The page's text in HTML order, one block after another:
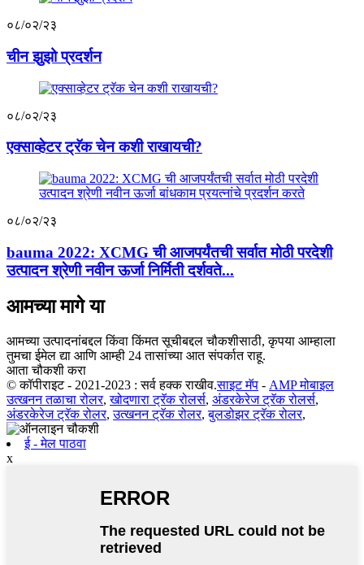
०८/०२/२३
चीन झुझो प्रदर्शन
०८/०२/२३
एक्साव्हेटर ट्रॅक चेन कशी राखायची?
०८/०२/२३
bauma 2022: XCMG ची आजपर्यंतची सर्वात मोठी परदेशी
उत्पादन श्रेणी नवीन ऊर्जा निर्मिती दर्शवते...
आमच्या मागे या
आमच्या उत्पादनांबद्दल किंवा किंमत सूचीबद्दल चौकशीसाठी, कृपया आम्हाला
तुमचा ईमेल द्या आणि आम्ही 24 तासांच्या आत संपर्कात राहू.
आता चौकशी करा
© कॉपीराइट - 2021-2023 : सर्व हक्क राखीव.साइट मॅप - AMP मोबाइल
उत्खनन तळाचा रोलर,खोदणारा ट्रॅक रोलर्स, अंडरकेरेज ट्रॅक रोलर्स,
अंडरकेरेज ट्रॅक रोलर,उत्खनन ट्रॅक रोलर,बुलडोझर ट्रॅक रोलर,
ई - मेल पाठवा
x